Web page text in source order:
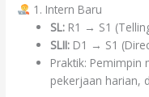
1. Intern Baru
SL: R1 → S1
SLII: D1 → S1
Praktik: Pemimpin
pekerjaan harian,